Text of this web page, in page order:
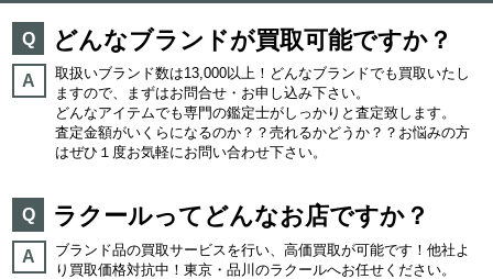
Q どんなブランドが買取可能ですか？
A
取扱いブランド数は13,000以上！どんなブランドでも買取いたし
ますので、まずはお問合せ・お申し込み下さい。
どんなアイテムでも専門の鑑定士がしっかりと査定致します。
査定金額がいくらになるのか？？売れるかどうか？？お悩みの方
はぜひ１度お気軽にお問い合わせ下さい。
Q ラクールってどんなお店ですか？
A
ブランド品の買取サービスを行い、高価買取が可能です！他社よ
り買取価格対抗中！東京・品川のラクールへお任せください。